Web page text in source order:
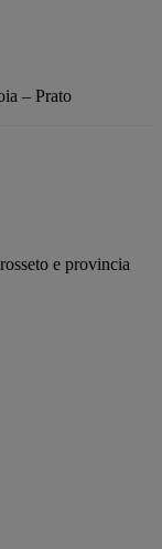
– Prato
e provincia